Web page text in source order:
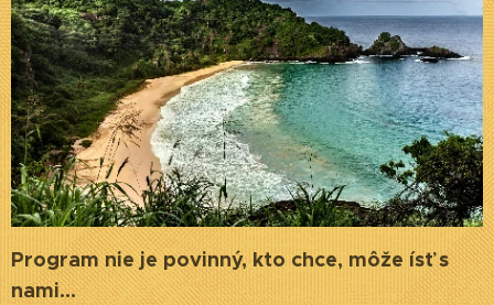
Program nie je povinný, kto chce, môže ísť s
nami...